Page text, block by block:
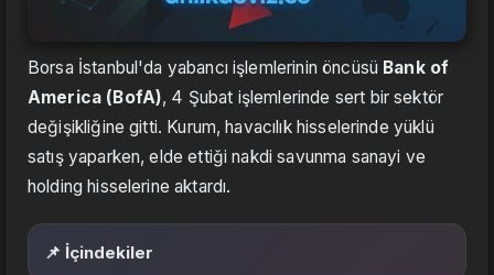
Borsa İstanbul'da yabancı işlemlerinin öncüsü Bank of
America (BofA), 4 Şubat işlemlerinde sert bir sektör
değişikliğine gitti. Kurum, havacılık hisselerinde yüklü
satış yaparken, elde ettiği nakdi savunma sanayi ve
holding hisselerine aktardı.
📌 İçindekiler